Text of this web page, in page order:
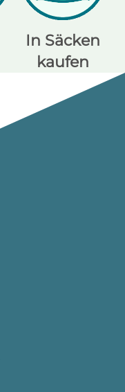
In Säcken
kaufen